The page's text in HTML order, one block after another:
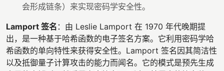
会形成链条）来实现密码学安全性。
Lamport 签名 ：由 Leslie Lamport 在 1970 年代晚期提
出，是一种基于哈希函数的电子签名方案。它利用密码学哈
希函数的单向特性来获得安全性。Lamport 签名因其简洁性
以及抵御量子计算攻击的能力而闻名。它的模式是预先生成